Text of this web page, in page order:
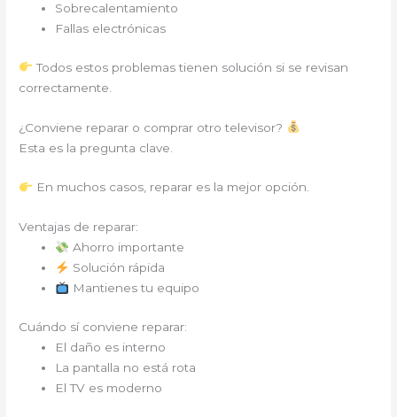
Sobrecalentamiento
Fallas electrónicas
Todos estos problemas tienen solución si se revisan
correctamente.
¿Conviene reparar o comprar otro televisor?
Esta es la pregunta clave.
En muchos casos, reparar es la mejor opción.
Ventajas de reparar:
Ahorro importante
Solución rápida
Mantienes tu equipo
Cuándo sí conviene reparar:
El daño es interno
La pantalla no está rota
El TV es moderno